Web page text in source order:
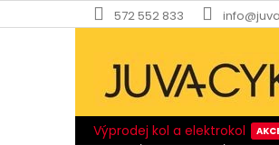
na
572 552 833
Výprodej kol a elektrokol